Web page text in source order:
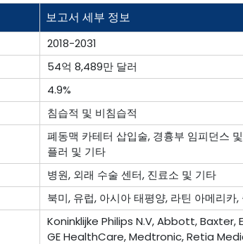
보고서 세부 정보
2018-2031
54억 8,489만 달러
4.9%
침습적 및 비침습적
폐동맥 카테터 삽입술, 경흉부 임피던스
플러 및 기타
병원, 외래 수술 센터, 진료소 및 기타
북미, 유럽, 아시아 태평양, 라틴 아메리카
Koninklijke Philips N.V, Abbott,
GE HealthCare, Medtronic, Retia